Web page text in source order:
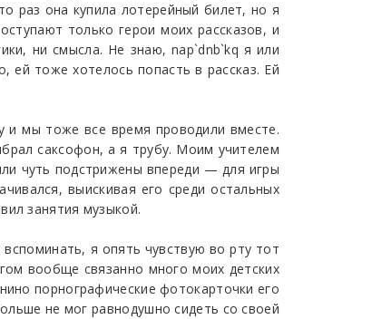
раз она купила лотерейный билет, но я
только герои моих рассказов, и
ни смысла. Не знаю, nap`dnb`kq я или
ей тоже хотелось попасть в рассказ. Ей
и мы тоже все время проводили вместе.
саксофон, а я трубу. Моим учителем
чуть подстрижены впереди — для игры
выискивая его среди остальных
занятия музыкой.
я опять чувствую во рту тот
вообще связанно много моих детских
порнографические фотокарточки его
не мог равнодушно сидеть со своей